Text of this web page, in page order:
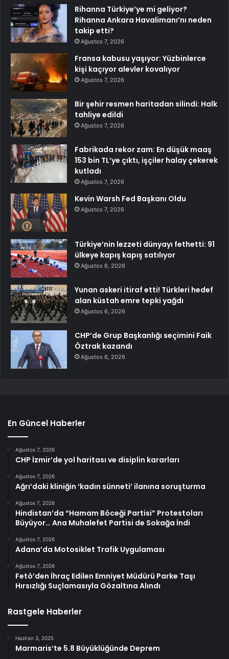
Rihanna Türkiye’ye mi geliyor?
Rihanna Ankara Havalimanı’nı neden
takip etti?
Ağustos 7, 2026
Fransa kabusu yaşıyor: Yüzbinlerce
kişi kaçıyor alevler kovalıyor
Ağustos 7, 2026
Bir şehir resmen haritadan silindi: Halk
tahliye edildi
Ağustos 7, 2026
Fabrikada rekor zam: En düşük maaş
153 bin TL’ye çıktı, işçiler halay çekerek
kutladı
Ağustos 7, 2026
Kevin Warsh Fed Başkanı Oldu
Ağustos 7, 2026
Türkiye’nin lezzeti dünyayı fethetti: 91
ülkeye kapış kapış satılıyor
Ağustos 6, 2026
Yunan askeri itiraf etti! Türkleri hedef
alan küstah emre tepki yağdı
Ağustos 6, 2026
CHP’de Grup Başkanlığı seçimini Faik
Öztrak kazandı
Ağustos 6, 2026
En Güncel Haberler
Ağustos 7, 2026
CHP İzmir’de yol haritası ve disiplin kararları
Ağustos 7, 2026
Ağrı’daki kliniğin ‘kadın sünneti’ ilanına soruşturma
Ağustos 7, 2026
Hindistan’da “Hamam Böceği Partisi” Protestoları
Büyüyor… Ana Muhalefet Partisi de Sokağa İndi
Ağustos 7, 2026
Adana’da Motosiklet Trafik Uygulaması
Ağustos 7, 2026
Fetö’den İhraç Edilen Emniyet Müdürü Parke Taşı
Hırsızlığı Suçlamasıyla Gözaltına Alındı
Rastgele Haberler
Haziran 3, 2025
Marmaris’te 5.8 Büyüklüğünde Deprem